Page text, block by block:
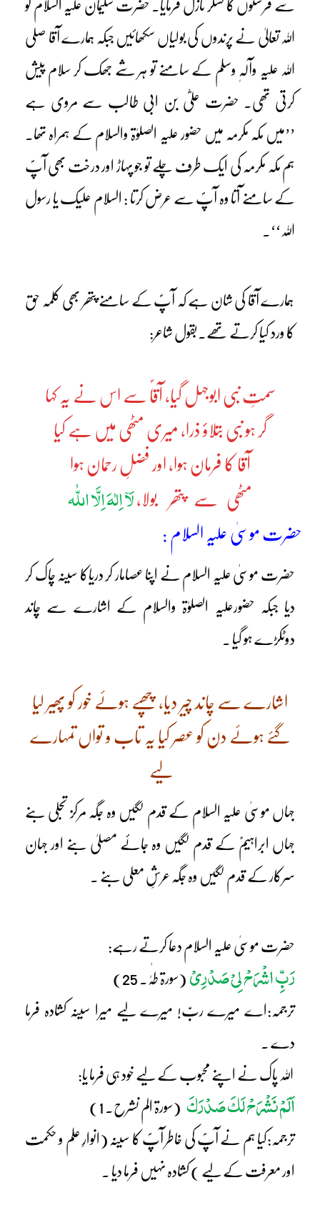
سے فرشتوں کا لشکر نازل فرمایا۔ حضرت سلیمان علیہ السلام کو
اللہ تعالیٰ نے پرندوں کی بولیاں سکھائیں جبکہ ہمارے آقا صلی
اللہ علیہ وآلہٖ وسلم کے سامنے تو ہر شے جھک کر سلام پیش
کرتی تھی۔ حضرت علیؓ بن ابی طالب سے مروی ہے
’’میں مکہ مکرمہ میں حضور علیہ الصلوٰۃ والسلام کے ہمراہ تھا۔
ہم مکہ مکرمہ کی ایک طرف چلے تو جو پہاڑ اور درخت بھی آپؐ
کے سامنے آتا وہ آپؐ سے عرض کرتا : السلام علیک یا رسول
اللہ‘‘۔
ہمارے آقا کی شان ہے کہ آپؐ کے سامنے پتھر بھی کلمہ حق
کا ورد کیا کرتے تھے۔بقول شاعر:
سمتِ نبی ابوجہل گیا، آقاؐ سے اس نے یہ کہا
گر ہو نبی بتلاؤ ذرا، میری مٹھی میں ہے کیا
آقا کا فرمان ہوا، اور فضلِ رحمان ہوا
مٹھی سے پتھر بولا،لَآ اِلٰہَ اِلَّا اللّٰہ
حضرت موسیٰ علیہ السلام :
حضرت موسیٰ علیہ السلام نے اپنا عصامار کر دریاکا سینہ چاک کر
دیا جبکہ حضورعلیہ الصلوٰۃ والسلام کے اشارے سے چاند
دوٹکڑے ہو گیا ۔
اشارے سے چاند چیر دیا، چھپے ہوئے خور کو پھیر لیا
گئے ہوئے دن کو عصر کیا یہ تاب و تواں تمہارے
لیے
جہاں موسیٰ علیہ السلام کے قدم لگیں وہ جگہ مرکز تجلی بنے
جہاں ابراہیمؑ کے قدم لگیں وہ جائے مصلیٰ بنے اور جہان
سرکار کے قدم لگیں وہ جگہ عرشِ معلی بنے ۔
حضرت موسیٰ علیہ السلام دعا کرتے رہے:
رَبِّ اشْرَحْ لِیْ صَدْرِیْ (سورۃ طٰہٰ۔ 25)
ترجمہ:اے میرے ربّ! میرے لیے میرا سینہ کشادہ فرما
دے ۔
اللہ پاک نے اپنے محبوب کے لیے خود ہی فرما یا:
اَلَمْ نَشْرَحْ لَکَ صَدْرَکَ (سورۃ الم نشرح۔ 1)
ترجمہ:کیا ہم نے آپؐ کی خاطر آپؐ کا سینہ (انوارِ علم و حکمت
اور معرفت کے لیے ) کشادہ نہیں فرما دیا ۔